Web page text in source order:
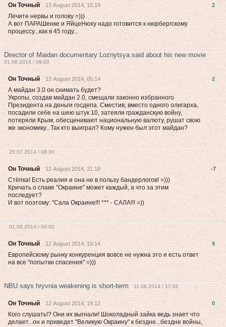
Он Точный 13 August 2014, 15:19
Лечите нервы и голову =)))
А вот ПАРАШенке и ЯйцеНюху надо готовится к нюрбергскому
процессу...как в 45 году...
2
Director of Maidan documentary Loznytsya said about his new movie
01.08.2014 / 09:00
Он Точный 13 August 2014, 05:14
А майдан 3.0 он снимать будет?
Укропы, создав майдан 2.0, смещали законно избранного
Президента на деньги госдепа. Сместив, вместо одного олигарха,
посадили себе на шею штук 10, затеяли гражданскую войну,
потеряли Крым, обесценивают национальную валюту, рушат свою
же экономику...Так кто выиграл? Кому нужен был этот майдан?
2
25.07.2014 / 08:30
Он Точный 12 August 2014, 21:18
Стёпка! Есть реалия и она не в пользу бандерлогов! =)))
Кричать о славе "Окраине" может каждый, а что за этим
последует?
И вот поэтому: "Сала Окраине!!! *** - САЛА!!! =))
-7
01.08.2014 / 09:00
Он Точный 12 August 2014, 19:14
Европейскому рынку конкуренция вовсе не нужна это и есть ответ
на все "попытки спасения" =)))
9
NBU says hryvnia weakening is short-term 11.08.2014 / 17:02
Он Точный 12 August 2014, 19:12
Кого слушать!? Они их выгнали! Шоколадный зайка ведь знает что
делает...он и приведет "Великую Окраину" к бездне...бездне войны,
0